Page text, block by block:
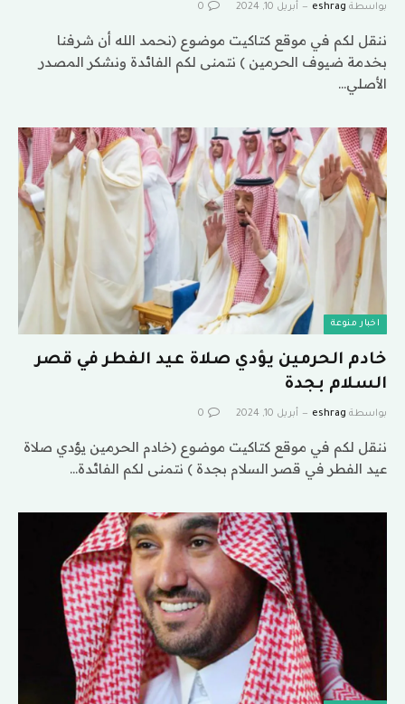
بواسطة eshrag أبريل 10, 2024 0
ننقل لكم في موقع كتاكيت موضوع (نحمد الله أن شرفنا
بخدمة ضيوف الحرمين ) نتمنى لكم الفائدة ونشكر المصدر
الأصلي…
اخبار منوعة
خادم الحرمين يؤدي صلاة عيد الفطر في قصر
السلام بجدة
بواسطة eshrag أبريل 10, 2024 0
ننقل لكم في موقع كتاكيت موضوع (خادم الحرمين يؤدي صلاة
عيد الفطر في قصر السلام بجدة ) نتمنى لكم الفائدة…